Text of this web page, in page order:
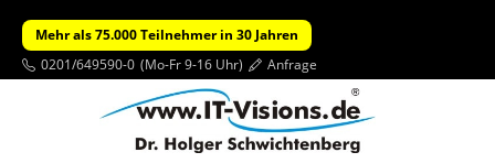
Mehr als 75.000 Teilnehmer in 30 Jahren
0201/649590-0 (Mo-Fr 9-16 Uhr) Anfrage